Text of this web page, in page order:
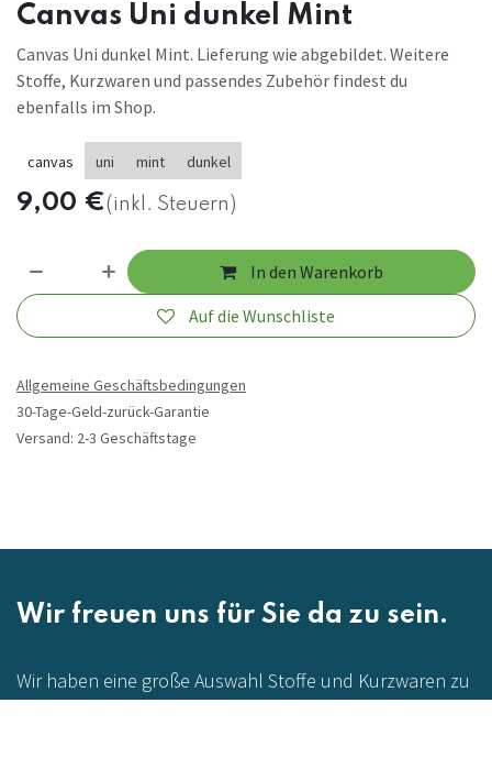
Canvas Uni dunkel Mint
Canvas Uni dunkel Mint. Lieferung wie abgebildet. Weitere
Stoffe, Kurzwaren und passendes Zubehör findest du
ebenfalls im Shop.
canvas uni mint dunkel
9,00 €(inkl. Steuern)
In den Warenkorb
Auf die Wunschliste
Allgemeine Geschäftsbedingungen
30-Tage-Geld-zurück-Garantie
Versand: 2-3 Geschäftstage
Wir freuen uns für Sie da zu sein.
Wir haben eine große Auswahl Stoffe und Kurzwaren zu